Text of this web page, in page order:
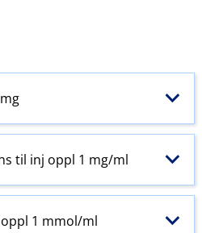
til inj oppl 1 mg/ml
1 mmol/ml